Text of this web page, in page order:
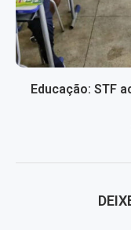
Educação: STF